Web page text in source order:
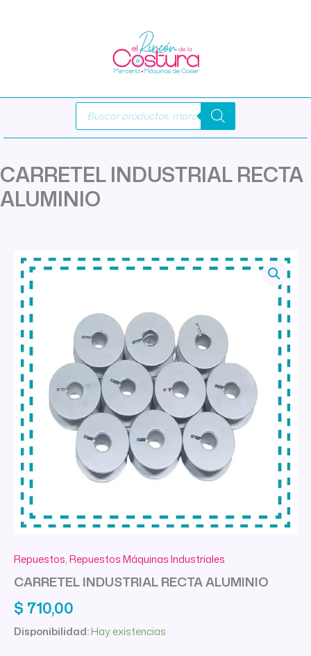
Búsqueda
productos
CARRETEL INDUSTRIAL RECTA
ALUMINIO
Repuestos,Repuestos Máquinas Industriales
CARRETEL INDUSTRIAL RECTA ALUMINIO
$ 710,00
Disponibilidad:Hay existencias